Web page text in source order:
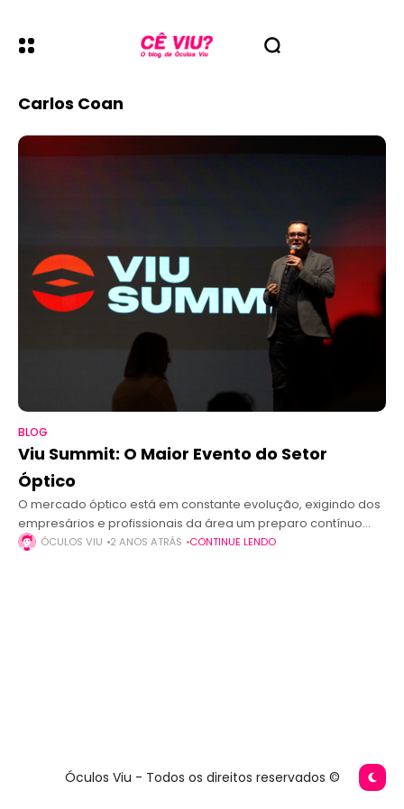
Carlos Coan
BLOG
Viu Summit: O Maior Evento do Setor
Óptico
O mercado óptico está em constante evolução, exigindo dos
empresários e profissionais da área um preparo contínuo
para se destacarem frente à concorrência e acompanharem
ÓCULOS VIU 2 ANOS ATRÁS CONTINUE LENDO
Óculos Viu - Todos os direitos reservados ©